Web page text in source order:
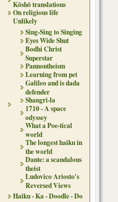
Kōshō translations
On religious life
Unlikely
Sing-Sing to Singing
Eyes Wide Shut
Bodhi Christ
Superstar
Pannontheism
Learning from pet
Galileo and is dada
defender
Shangri-la
1710 - A space
odyssey
What a Poe-tical
world
The longest haiku in
the world
Dante: a scandalous
theist
Ludovico Ariosto's
Reversed Views
Haiku - Ka - Doodle - Do